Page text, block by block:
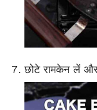
छोटे रामकेन लें